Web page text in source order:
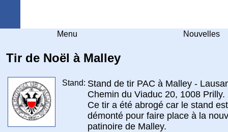
Menu Nouvelles
Tir de Noël à Malley
Stand: Stand de tir PAC à Malley -
Chemin du Viaduc 20, 1008 Prilly.
Ce tir a été abrogé car le stand est
démonté pour faire place à la
patinoire de Malley.